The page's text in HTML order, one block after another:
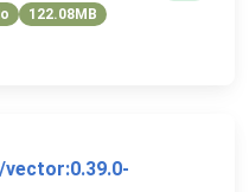
122.08MB